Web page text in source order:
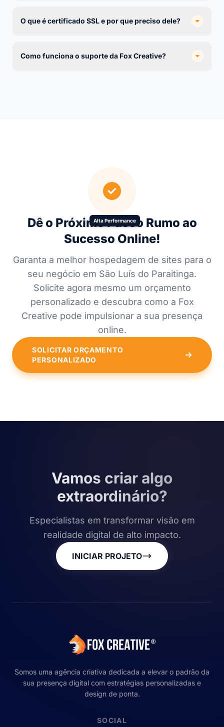
O que é certificado SSL e por que preciso dele?
Como funciona o suporte da Fox Creative?
Alta Performance
Dê o Próximo Passo Rumo ao
Sucesso Online!
Garanta a melhor hospedagem de sites para o
seu negócio em São Luís do Paraitinga.
Solicite agora mesmo um orçamento
personalizado e descubra como a Fox
Creative pode impulsionar a sua presença
online.
SOLICITAR ORÇAMENTO
PERSONALIZADO
Vamos criar algo
extraordinário?
Especialistas em transformar visão em
realidade digital de alto impacto.
INICIAR PROJETO
Somos uma agência criativa dedicada a elevar o padrão da
sua presença digital com estratégias personalizadas e
design de ponta.
SOCIAL